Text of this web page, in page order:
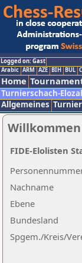
Logged on: Gast
Arabic ARM AZE BIH BUL
Home
Turnierschach-
Allgemeines
Nachname
Ebene
Bundesland
Spgem./Kreis/
FIDE-Elolisten